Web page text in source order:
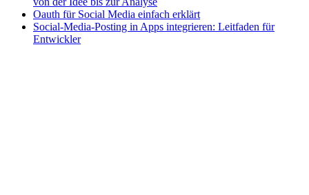
Oauth für Social Media einfach erklärt
Social-Media-Posting in Apps integrieren: Leitfaden für
Entwickler